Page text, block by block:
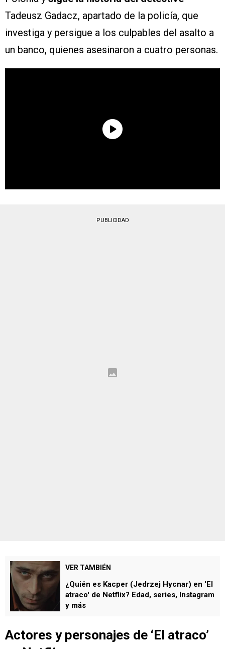
Tadeusz Gadacz, apartado de la policía, que
investiga y persigue a los culpables del asalto a
un banco, quienes asesinaron a cuatro personas.
PUBLICIDAD
VER TAMBIÉN
¿Quién es Kacper (Jedrzej Hycnar) en 'El
atraco' de Netflix? Edad, series, Instagram
y más
Actores y personajes de ‘El atraco’